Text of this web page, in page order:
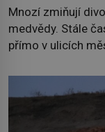
Mnozí zmiňují
medvědy. Stále
přímo v ulicích
jiných. My se
prozkoumáme,